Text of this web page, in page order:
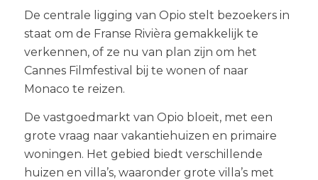
De centrale ligging van Opio stelt bezoekers in
staat om de Franse Rivièra gemakkelijk te
verkennen, of ze nu van plan zijn om het
Cannes Filmfestival bij te wonen of naar
Monaco te reizen.
De vastgoedmarkt van Opio bloeit, met een
grote vraag naar vakantiehuizen en primaire
woningen. Het gebied biedt verschillende
huizen en villa’s, waaronder grote villa’s met